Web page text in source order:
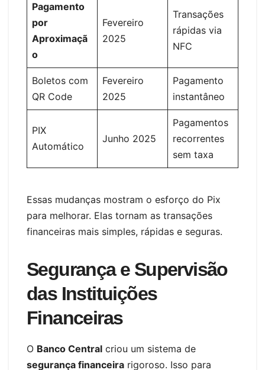
Pagamento
por
Aproximaçã
o
Fevereiro
2025
Transações
rápidas via
NFC
Boletos com
QR Code
Fevereiro
2025
Pagamento
instantâneo
PIX
Automático
Junho 2025
Pagamentos
recorrentes
sem taxa
Essas mudanças mostram o esforço do Pix
para melhorar. Elas tornam as transações
financeiras mais simples, rápidas e seguras.
Segurança e Supervisão
das Instituições
Financeiras
O Banco Central criou um sistema de
segurança financeira rigoroso. Isso para